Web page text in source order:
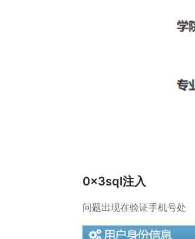
0x3sql注入
问题出现在验证手机号处